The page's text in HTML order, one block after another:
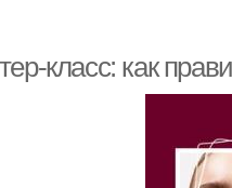
класс: как